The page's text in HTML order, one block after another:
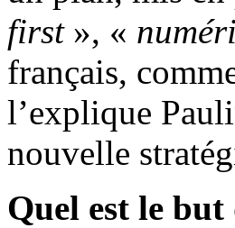
first», «
français,
l’explique
nouvelle
Quel est le